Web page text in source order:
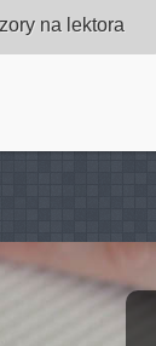
na lektora